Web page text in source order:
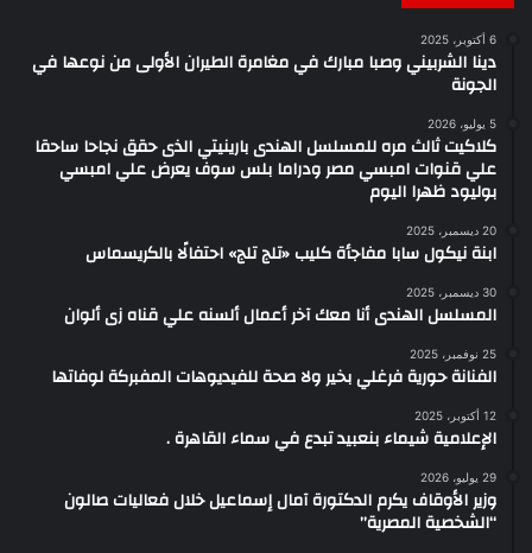
6 أكتوبر، 2025
دينا الشربيني وصبا مبارك في مغامرة الطيران الأولى من نوعها في
الجونة
5 يوليو، 2026
كلاكيت ثالث مره للمسلسل الهندى بارينيتي الذى حقق نجاحا ساحقا
علي قنوات امبسي مصر ودراما بلس سوف يعرض علي امبسي
بوليود ظهرا اليوم
20 ديسمبر، 2025
ابنة نيكول سابا مفاجأة كليب «تلج تلج» احتفالًا بالكريسماس
30 ديسمبر، 2025
المسلسل الهندى أنا معك آخر أعمال ألسنه علي قناه زى ألوان
25 نوفمبر، 2025
الفنانة حورية فرغلي بخير ولا صحة للفيديوهات المفبركة لوفاتها
12 أكتوبر، 2025
الإعلامية شيماء بنعبيد تبدع في سماء القاهرة .
29 يوليو، 2026
وزير الأوقاف يكرم الدكتورة آمال إسماعيل خلال فعاليات صالون
“الشخصية المصرية”